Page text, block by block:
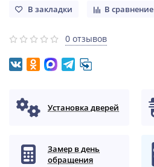
В закладки В сравнение
0 отзывов
Установка дверей
Замер в день
обращения